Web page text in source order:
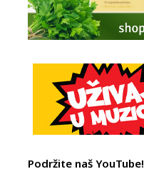
Podržite naš YouTube!